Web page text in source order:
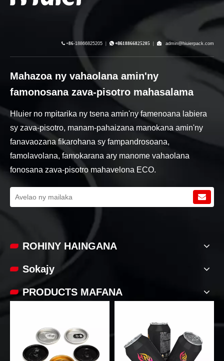
 +86-18866825205  +8618866825205  admin@hiuierpack.com
Mahazoa ny vahaolana amin'ny
famonosana zava-pisotro mahasalama
Hluier no mpitarika ny tsena amin'ny famenoana labiera
sy zava-pisotro, manam-pahaizana manokana amin'ny
fanavaozana fikarohana sy fampandrosoana,
famolavolana, famokarana ary manome vahaolana
fonosana zava-pisotro mahavelona ECO.
ROHINY HAINGANA
Sokajy
PRODUCTS MAFANA